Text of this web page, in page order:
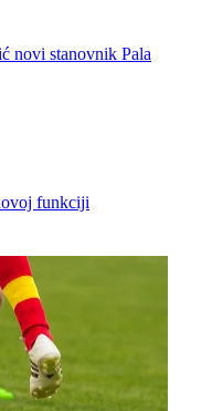
na koje smo navikli?
novi stanovnik Pala